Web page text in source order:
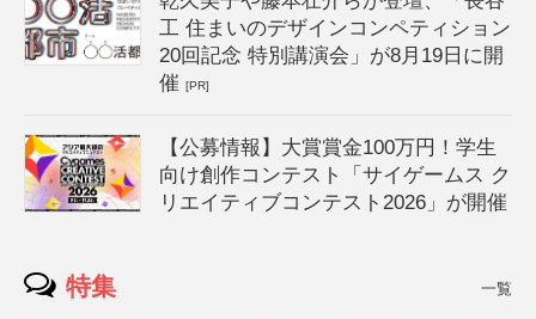
工 住まいのデザインコンペティション
20回記念 特別講演会」が8月19日に開
催[PR]
【公募情報】大賞賞金100万円！学生
向け創作コンテスト「サイゲームス ク
リエイティブコンテスト2026」が開催
特集 一覧